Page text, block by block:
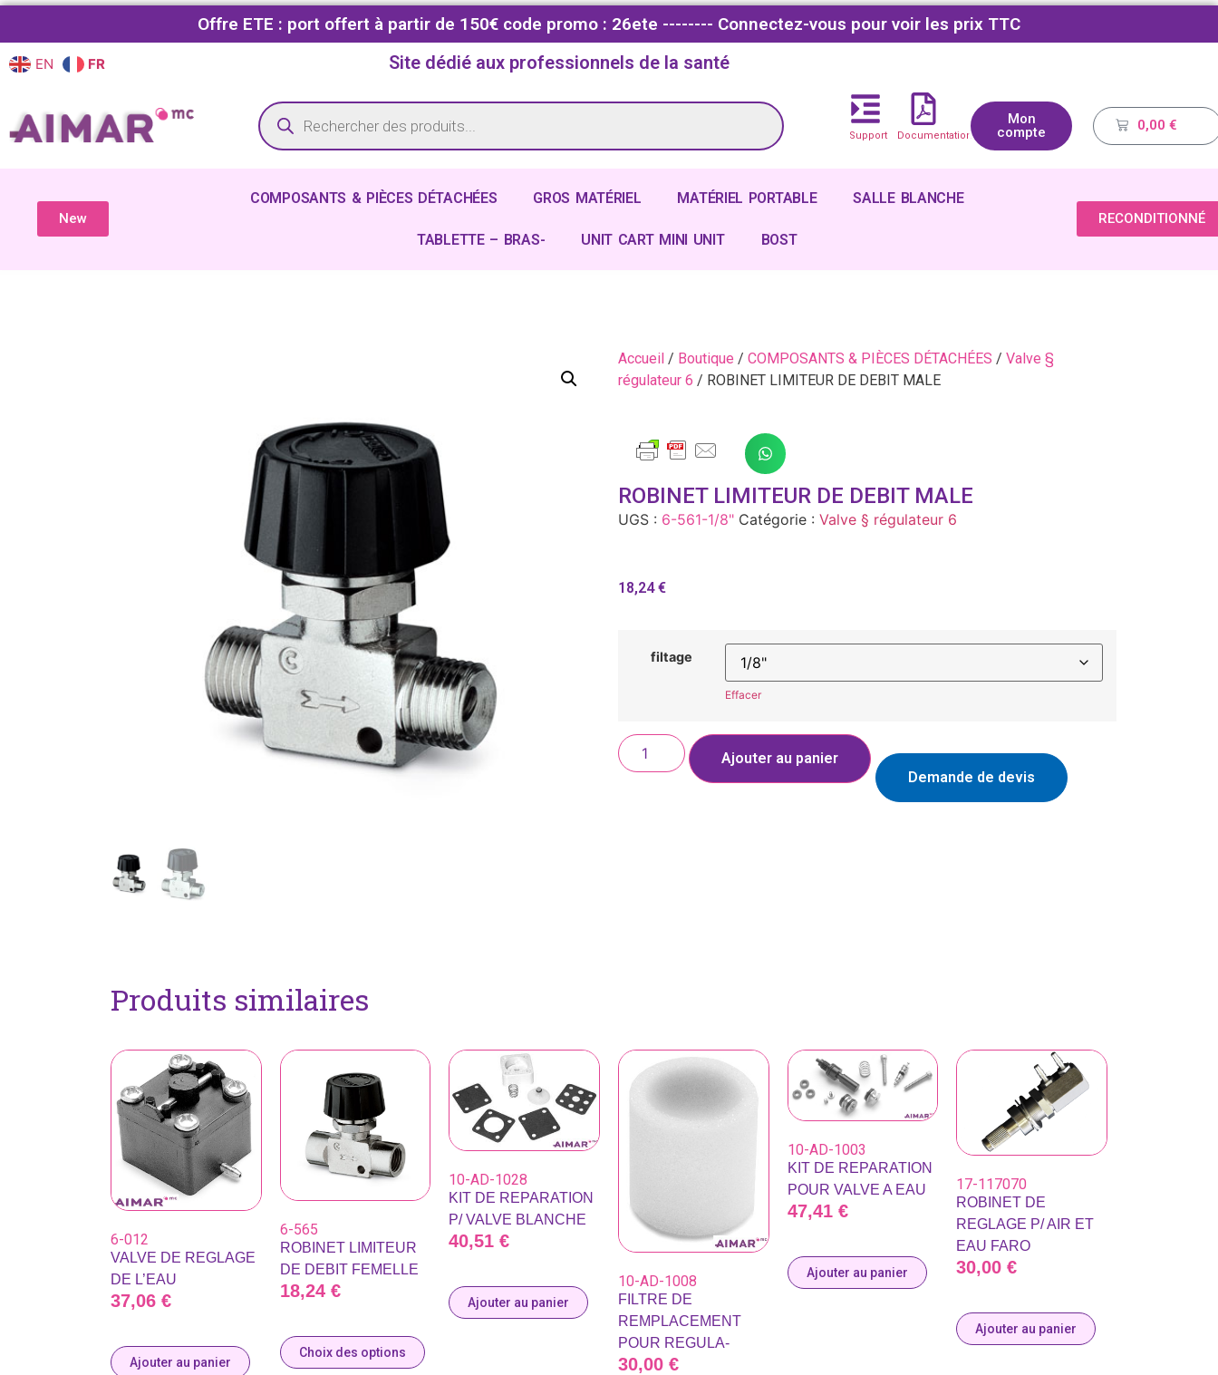
Offre ETE : port offert à partir de 150€ code promo : 26ete -------- Connectez-vous pour voir les prix TTC
EN FR Site dédié aux professionnels de la santé
Support Documentations
Mon
compte
0,00 €
New
COMPOSANTS & PIÈCES DÉTACHÉES GROS MATÉRIEL MATÉRIEL PORTABLE SALLE BLANCHE
TABLETTE – BRAS- UNIT CART MINI UNIT BOST
RECONDITIONNÉ
Accueil / Boutique / COMPOSANTS & PIÈCES DÉTACHÉES / Valve §
régulateur 6 / ROBINET LIMITEUR DE DEBIT MALE
ROBINET LIMITEUR DE DEBIT MALE
UGS : 6-561-1/8" Catégorie : Valve § régulateur 6
18,24€
filtage
Effacer
Ajouter au panier
Demande de devis
Produits similaires
6-012
VALVE DE REGLAGE
DE L’EAU
37,06 €
Ajouter au panier
6-565
ROBINET LIMITEUR
DE DEBIT FEMELLE
18,24 €
Choix des options
10-AD-1028
KIT DE REPARATION
P/ VALVE BLANCHE
40,51€
Ajouter au panier
10-AD-1008
FILTRE DE
REMPLACEMENT
POUR REGULA-
30,00 €
10-AD-1003
KIT DE REPARATION
POUR VALVE A EAU
47,41 €
Ajouter au panier
17-117070
ROBINET DE
REGLAGE P/ AIR ET
EAU FARO
30,00€
Ajouter au panier